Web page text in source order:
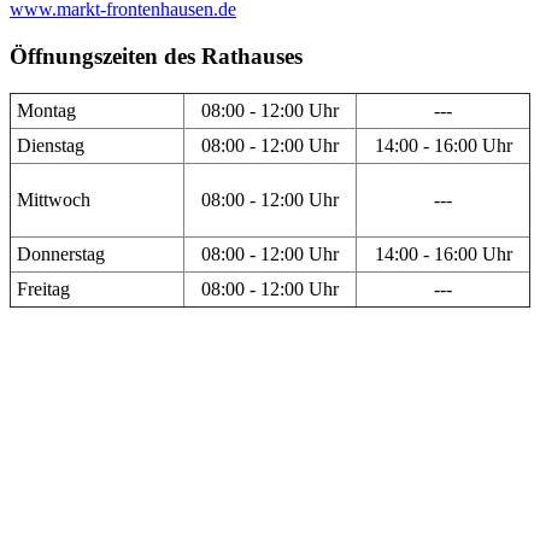
www.markt-frontenhausen.de
Öffnungszeiten des Rathauses
Montag 08:00 - 12:00 Uhr
---
Dienstag
08:00 - 12:00 Uhr 14:00 - 16:00 Uhr
Mittwoch 08:00 - 12:00 Uhr ---
Donnerstag 08:00 - 12:00 Uhr
14:00 - 16:00 Uhr
Freitag
08:00 - 12:00 Uhr ---